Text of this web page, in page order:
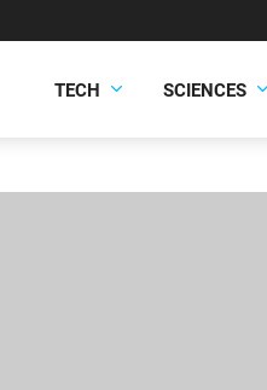
TECH SCIENCES